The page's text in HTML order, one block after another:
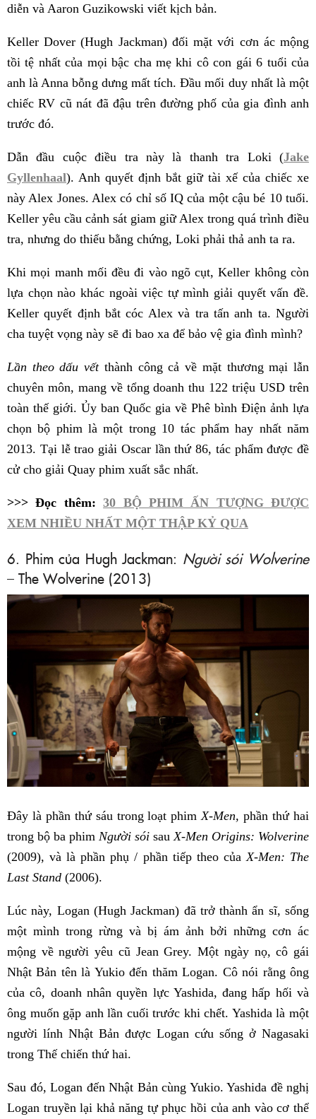
diễn và Aaron Guzikowski viết kịch bản.
Keller Dover (Hugh Jackman) đối mặt với cơn ác mộng
tồi tệ nhất của mọi bậc cha mẹ khi cô con gái 6 tuổi của
anh là Anna bỗng dưng mất tích. Đầu mối duy nhất là một
chiếc RV cũ nát đã đậu trên đường phố của gia đình anh
trước đó.
Dẫn đầu cuộc điều tra này là thanh tra Loki (Jake
Gyllenhaal). Anh quyết định bắt giữ tài xế của chiếc xe
này Alex Jones. Alex có chỉ số IQ của một cậu bé 10 tuổi.
Keller yêu cầu cảnh sát giam giữ Alex trong quá trình điều
tra, nhưng do thiếu bằng chứng, Loki phải thả anh ta ra.
Khi mọi manh mối đều đi vào ngõ cụt, Keller không còn
lựa chọn nào khác ngoài việc tự mình giải quyết vấn đề.
Keller quyết định bắt cóc Alex và tra tấn anh ta. Người
cha tuyệt vọng này sẽ đi bao xa để bảo vệ gia đình mình?
Lần theo dấu vếtthành công cả về mặt thương mại lẫn
chuyên môn, mang về tổng doanh thu 122 triệu USD trên
toàn thế giới. Ủy ban Quốc gia về Phê bình Điện ảnh lựa
chọn bộ phim là một trong 10 tác phẩm hay nhất năm
2013. Tại lễ trao giải Oscar lần thứ 86, tác phẩm được đề
cử cho giải Quay phim xuất sắc nhất.
>>> Đọc thêm:30 BỘ PHIM ẤN TƯỢNG ĐƯỢC
XEM NHIỀU NHẤT MỘT THẬP KỶ QUA
6. Phim của Hugh Jackman: Người sói Wolverine
– The Wolverine (2013)
Đây là phần thứ sáu trong loạt phim X-Men, phần thứ hai
trong bộ ba phim Người sói sau X-Men Origins: Wolverine
(2009), và là phần phụ / phần tiếp theo của X-Men: The
Last Stand (2006).
Lúc này, Logan (Hugh Jackman) đã trở thành ẩn sĩ, sống
một mình trong rừng và bị ám ảnh bởi những cơn ác
mộng về người yêu cũ Jean Grey. Một ngày nọ, cô gái
Nhật Bản tên là Yukio đến thăm Logan. Cô nói rằng ông
của cô, doanh nhân quyền lực Yashida, đang hấp hối và
ông muốn gặp anh lần cuối trước khi chết. Yashida là một
người lính Nhật Bản được Logan cứu sống ở Nagasaki
trong Thế chiến thứ hai.
Sau đó, Logan đến Nhật Bản cùng Yukio. Yashida đề nghị
Logan truyền lại khả năng tự phục hồi của anh vào cơ thể